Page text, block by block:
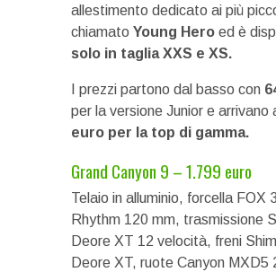
allestimento dedicato ai più
chiamato Young Hero ed è
solo in taglia XXS e XS.
I prezzi partono dal basso con
per la versione Junior e arrivano
euro per la top di gamma.
Grand Canyon 9 – 1.799 euro
Telaio in alluminio, forcella FOX
Rhythm 120 mm, trasmissione
Deore XT 12 velocità, freni
Deore XT, ruote Canyon MXD5